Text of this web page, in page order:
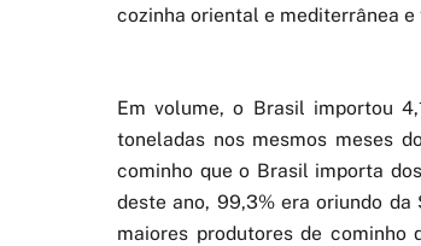
cozinha oriental e mediterrânea
Em volume, o Brasil importou
toneladas nos mesmos meses
cominho que o Brasil importa
deste ano, 99,3% era oriundo
maiores produtores de cominho